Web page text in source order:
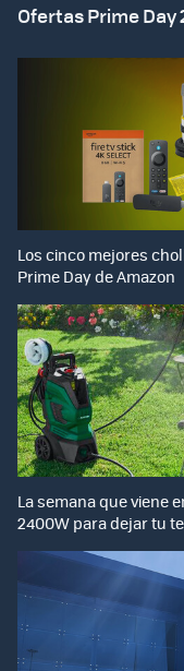
Ofertas Prime Day
Los cinco mejores
Prime Day de Amazon
La semana que viene
2400W para dejar tu